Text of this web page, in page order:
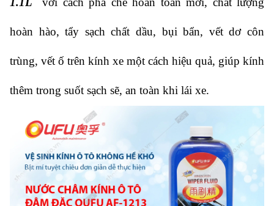
hoàn hào, tẩy sạch chất dầu, bụi bẩn, vết dơ côn
trùng, vết ố trên kính xe một cách hiệu quả, giúp kính
thêm trong suốt sạch sẽ, an toàn khi lái xe.